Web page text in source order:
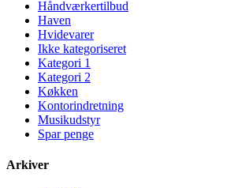
Håndværkertilbud
Haven
Hvidevarer
Ikke kategoriseret
Kategori 1
Kategori 2
Køkken
Kontorindretning
Musikudstyr
Spar penge
Arkiver